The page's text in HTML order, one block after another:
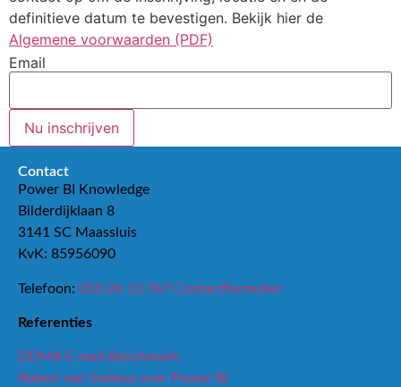
definitieve datum te bevestigen. Bekijk hier de
Algemene voorwaarden (PDF)
Email
Nu inschrijven
Contact
Power BI Knowledge
Bilderdijklaan 8
3141 SC Maassluis
KvK: 85956090
Telefoon: 010 26 13 747 Contactformulier
Referenties
DDMA E-mail Benchmark
Robert van Sodexo over Power BI